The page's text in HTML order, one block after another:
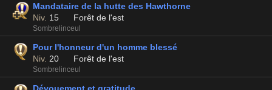
Mandataire de la hutte des Hawthorne
Niv. 15 Forêt de l'est
Sombrelinceul
Pour l'honneur d'un homme blessé
Niv. 20 Forêt de l'est
Sombrelinceul